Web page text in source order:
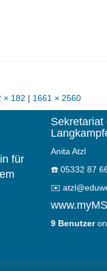
× 182 | 1661 × 2560
für
Sekretariat
Anita Atzl
☎️ 05332 87
✉️
9 Benutzer